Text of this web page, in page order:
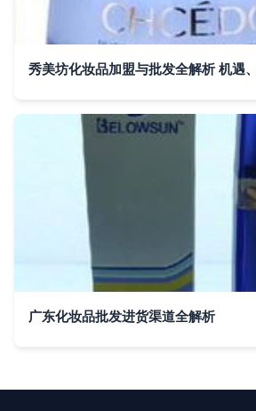
秀美坊化妆品加盟与批发全解析 机遇
广东化妆品批发进货渠道全解析